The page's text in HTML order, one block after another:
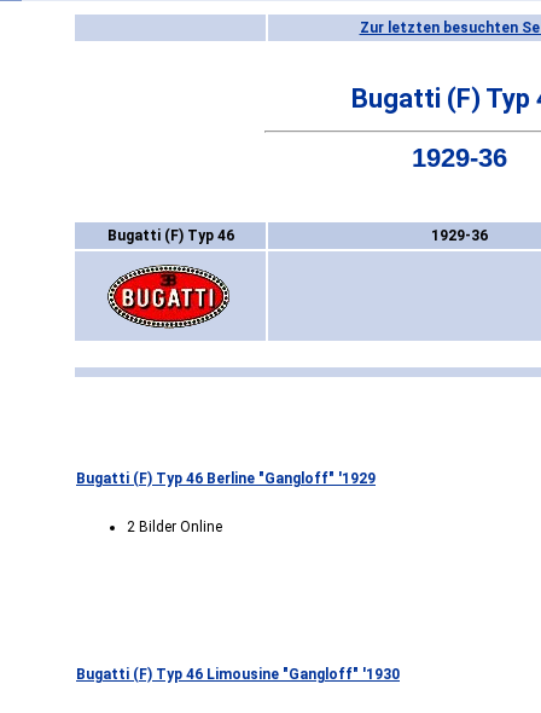
Zur letzten besuchten
Bugatti (F) Typ
1929-36
Bugatti (F) Typ 46 1929-36
Bugatti (F) Typ 46 Berline "Gangloff" '1929
2 Bilder Online
Bugatti (F) Typ 46 Limousine "Gangloff" '1930